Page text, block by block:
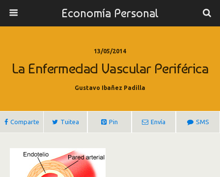
Economía Personal
13/05/2014
La Enfermedad Vascular Periférica
Gustavo Ibañez Padilla
Comparte Tuitea Pin Envía SMS